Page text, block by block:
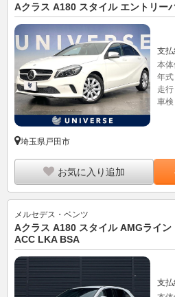
Aクラス A180 スタイル エントリー
支
本
年式
走行
車検
埼玉県戸田市
お気に入り追加
メルセデス・ベンツ
Aクラス A180 スタイル AMGライン
ACC LKA BSA
支